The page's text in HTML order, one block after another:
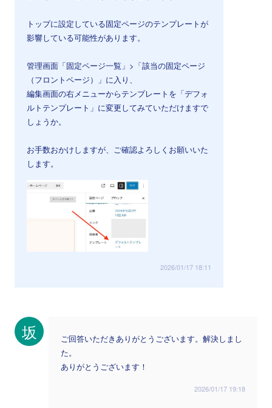
トップに設定している固定ページのテンプレートが
影響している可能性があります。
管理画面「固定ページ一覧」>「該当の固定ページ
（フロントページ）」に入り、
編集画面の右メニューからテンプレートを「デフォ
ルトテンプレート」に変更してみていただけますで
しょうか。
お手数おかけしますが、ご確認よろしくお願いいた
します。
2026/01/17 18:11
坂
ご回答いただきありがとうございます。解決しまし
た。
ありがとうございます！
2026/01/17 19:18